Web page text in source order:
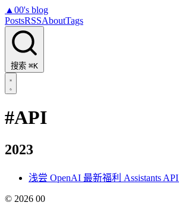
▲ 00's blog
PostsRSSAboutTags
搜索 ⌘K
#API
2023
浅尝 OpenAI 最新福利 Assistants API
© 2026 00